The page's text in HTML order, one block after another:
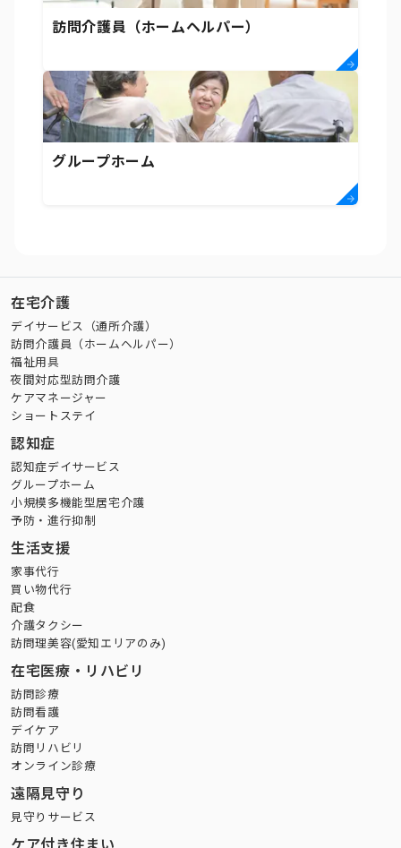
訪問介護員（ホームヘルパー）
グループホーム
在宅介護
デイサービス（通所介護）
訪問介護員（ホームヘルパー）
福祉用具
夜間対応型訪問介護
ケアマネージャー
ショートステイ
認知症
認知症デイサービス
グループホーム
小規模多機能型居宅介護
予防・進行抑制
生活支援
家事代行
買い物代行
配食
介護タクシー
訪問理美容(愛知エリアのみ)
在宅医療・リハビリ
訪問診療
訪問看護
デイケア
訪問リハビリ
オンライン診療
遠隔見守り
見守りサービス